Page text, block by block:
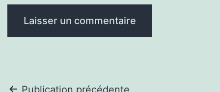
Publication précédente